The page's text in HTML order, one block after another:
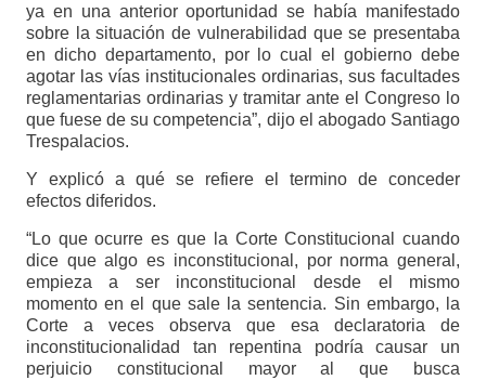
ya en una anterior oportunidad se había manifestado
sobre la situación de vulnerabilidad que se presentaba
en dicho departamento, por lo cual el gobierno debe
agotar las vías institucionales ordinarias, sus facultades
reglamentarias ordinarias y tramitar ante el Congreso lo
que fuese de su competencia”, dijo el abogado Santiago
Trespalacios.
Y explicó a qué se refiere el termino de conceder
efectos diferidos.
“Lo que ocurre es que la Corte Constitucional cuando
dice que algo es inconstitucional, por norma general,
empieza a ser inconstitucional desde el mismo
momento en el que sale la sentencia. Sin embargo, la
Corte a veces observa que esa declaratoria de
inconstitucionalidad tan repentina podría causar un
perjuicio constitucional mayor al que busca